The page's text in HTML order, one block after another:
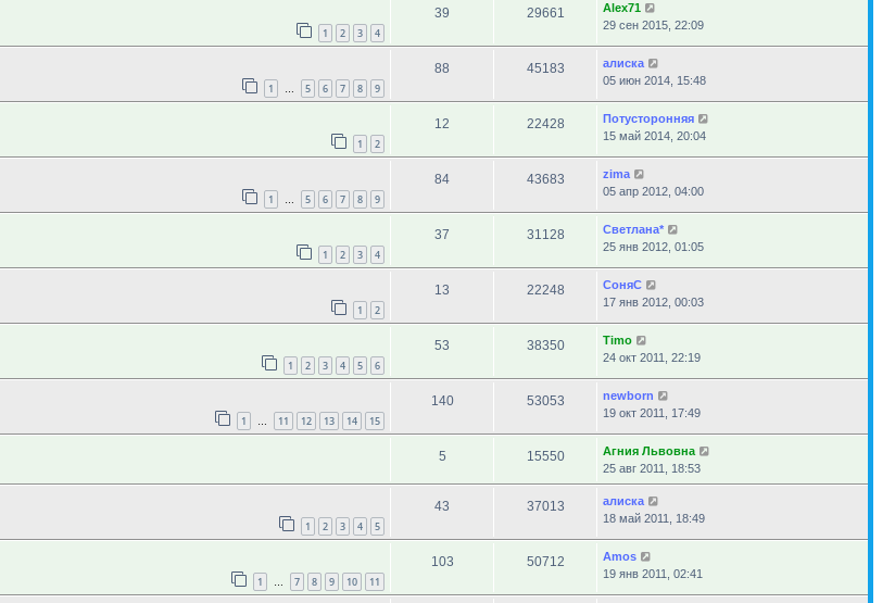
1 2 3 4
39 29661
Alex71
29 сен 2015, 22:09
1 … 5 6 7 8 9
88 45183
алиска
05 июн 2014, 15:48
1 2
12 22428
Потусторонняя
15 май 2014, 20:04
1 … 5 6 7 8 9
84 43683
zima
05 апр 2012, 04:00
1 2 3 4
37 31128
Светлана*
25 янв 2012, 01:05
1 2
13 22248
СоняС
17 янв 2012, 00:03
1 2 3 4 5 6
53 38350
Timo
24 окт 2011, 22:19
1 … 11 12 13 14 15
140 53053
newborn
19 окт 2011, 17:49
5 15550
Агния Львовна
25 авг 2011, 18:53
1 2 3 4 5
43 37013
алиска
18 май 2011, 18:49
1 … 7 8 9 10 11
103 50712
Amos
19 янв 2011, 02:41